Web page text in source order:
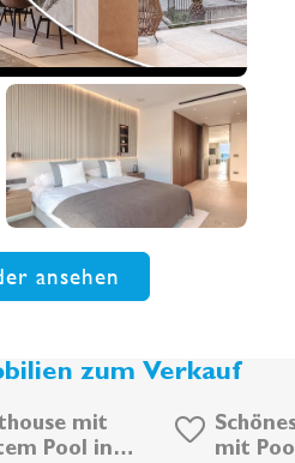
ansehen
zum Verkauf
mit
Pool in
mit